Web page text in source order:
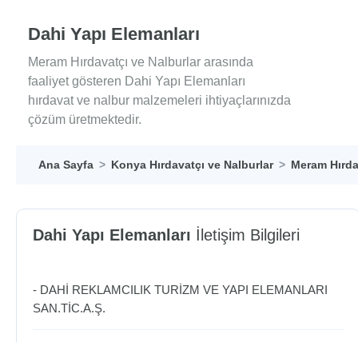
Dahi Yapı Elemanları
Meram Hırdavatçı ve Nalburlar arasında
faaliyet gösteren Dahi Yapı Elemanları
hırdavat ve nalbur malzemeleri ihtiyaçlarınızda
çözüm üretmektedir.
Ana Sayfa Konya Hırdavatçı ve Nalburlar Meram
Dahi Yapı Elemanları İletişim Bilgileri
- DAHİ REKLAMCILIK TURİZM VE YAPI ELEMANLARI
SAN.TİC.A.Ş.